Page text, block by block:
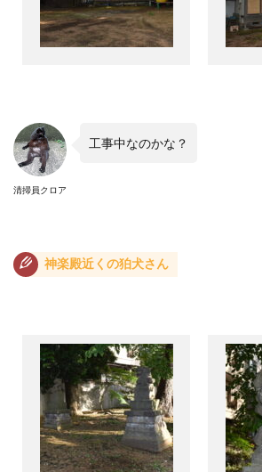
清掃員クロア
工事中なのかな？
神楽殿近くの狛犬さん